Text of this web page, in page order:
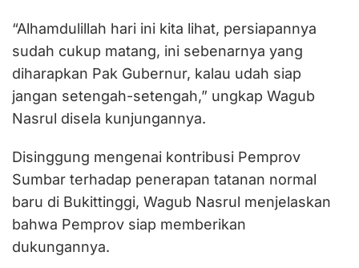
“Alhamdulillah hari ini kita lihat, persiapannya
sudah cukup matang, ini sebenarnya yang
diharapkan Pak Gubernur, kalau udah siap
jangan setengah-setengah,” ungkap Wagub
Nasrul disela kunjungannya.
Disinggung mengenai kontribusi Pemprov
Sumbar terhadap penerapan tatanan normal
baru di Bukittinggi, Wagub Nasrul menjelaskan
bahwa Pemprov siap memberikan
dukungannya.